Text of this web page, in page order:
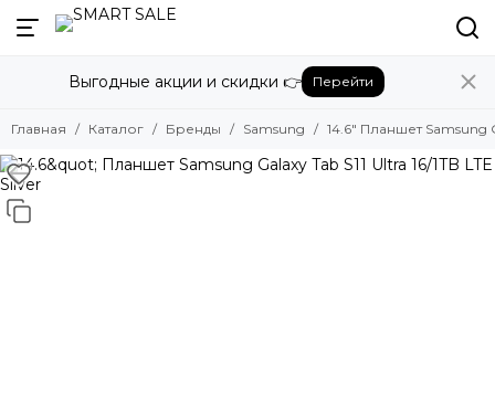
Назад
Бренды
Amazon
Apple
Beats
Bose
Выгодные акции и скидки 👉 Перейти
Главная Каталог Бренды Samsung 14.6" Планшет Samsung